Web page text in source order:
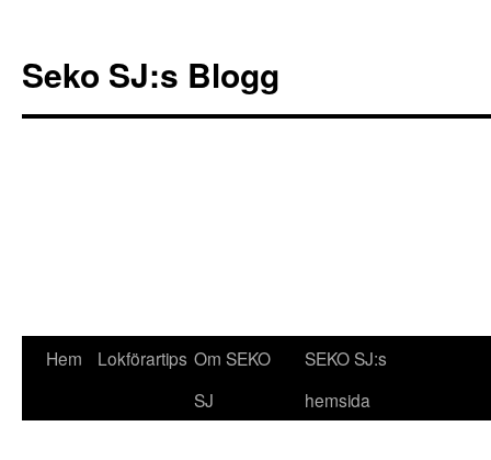
Seko SJ:s Blogg
GåHem Lokförartips Om SEKO
SJ
SEKO SJ:s
hemsida